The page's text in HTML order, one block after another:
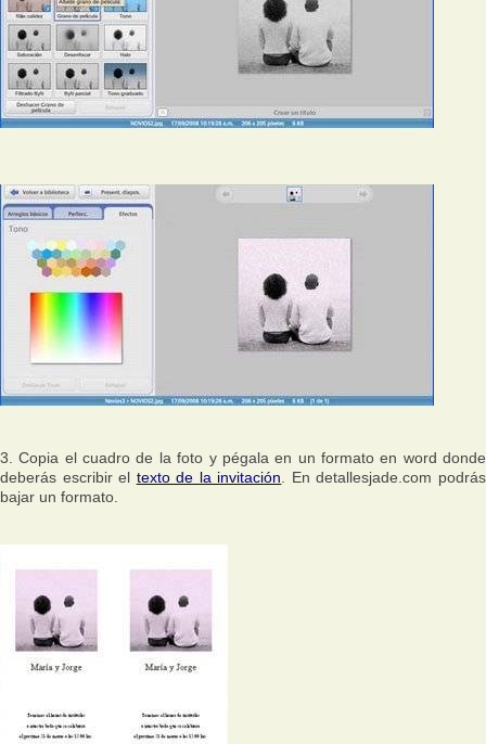
3. Copia el cuadro de la foto y pégala en un formato en word donde
deberás escribir el texto de la invitación . En detallesjade.com podrás
bajar un formato.